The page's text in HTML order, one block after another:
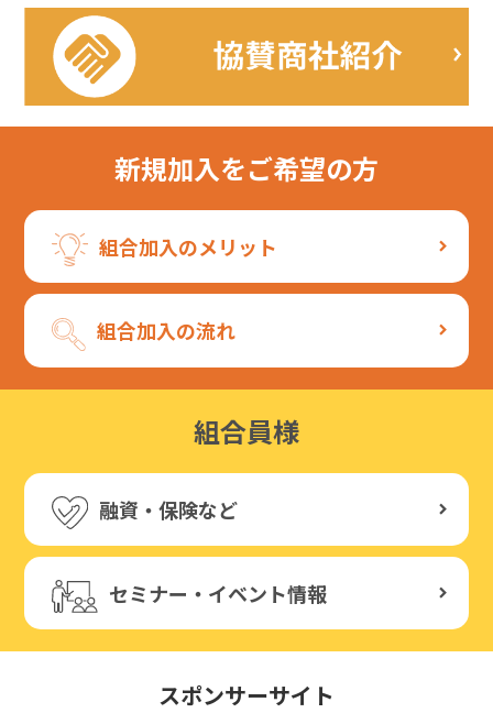
新規加入をご希望の方
組合加入のメリット
組合加入の流れ
組合員様
融資・保険など
セミナー・イベント情報
スポンサーサイト